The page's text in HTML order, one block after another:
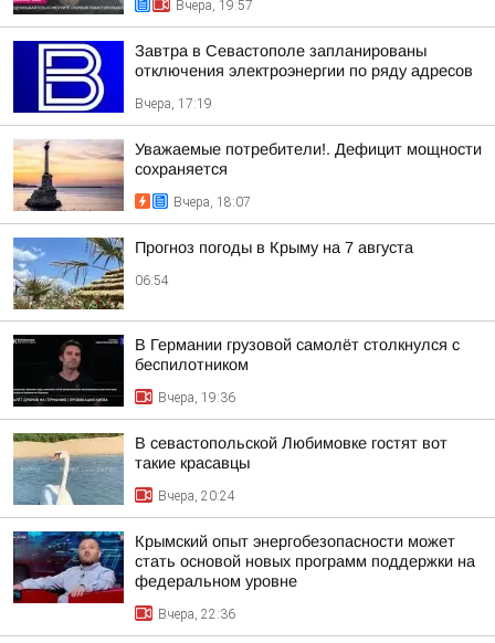
Вчера, 19:57
Завтра в Севастополе запланированы
отключения электроэнергии по ряду адресов
Вчера, 17:19
Уважаемые потребители!. Дефицит мощности
сохраняется
Вчера, 18:07
Прогноз погоды в Крыму на 7 августа
06:54
В Германии грузовой самолёт столкнулся с
беспилотником
Вчера, 19:36
В севастопольской Любимовке гостят вот
такие красавцы
Вчера, 20:24
Крымский опыт энергобезопасности может
стать основой новых программ поддержки на
федеральном уровне
Вчера, 22:36